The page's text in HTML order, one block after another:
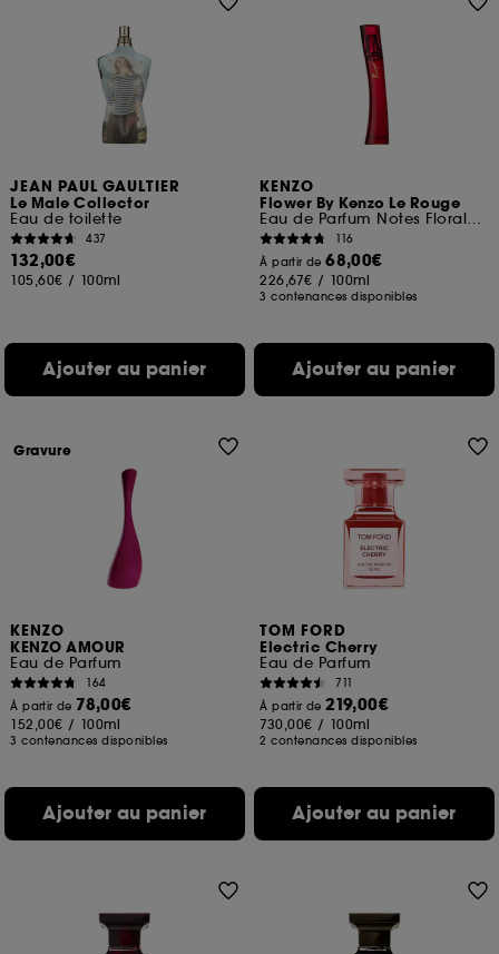
JEAN PAUL GAULTIER
Le Male Collector
Eau de toilette
437
132,00€
105,60€ / 100ml
Ajouter au panier
KENZO
Flower By Kenzo Le Rouge
Eau de Parfum Notes Florales Gourmandes
116
À partir de68,00€
226,67€ / 100ml
3 contenances disponibles
Ajouter au panier
KENZO
KENZO AMOUR
Eau de Parfum
164
À partir de 78,00€
152,00€ / 100ml
3 contenances disponibles
Ajouter au panier
Gravure
TOM FORD
Electric Cherry
Eau de Parfum
711
À partir de219,00€
730,00€ / 100ml
2 contenances disponibles
Ajouter au panier